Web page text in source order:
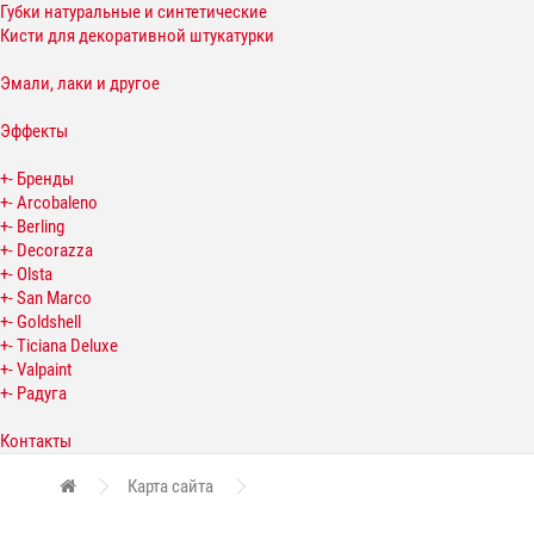
Губки натуральные и синтетические
Кисти для декоративной штукатурки
Эмали, лаки и другое
Эффекты
+- Бренды
+-Arcobaleno
+- Berling
+- Decorazza
+- Olsta
+-San Marco
+- Goldshell
+-Ticiana Deluxe
+-Valpaint
+- Радуга
Контакты
Карта сайта